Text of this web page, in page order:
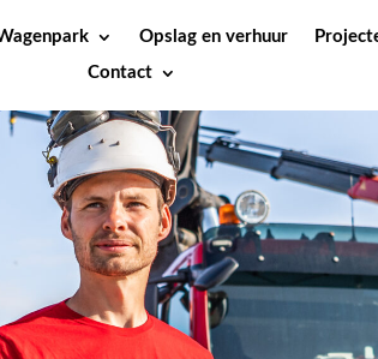
Opslag en verhuur
Contact